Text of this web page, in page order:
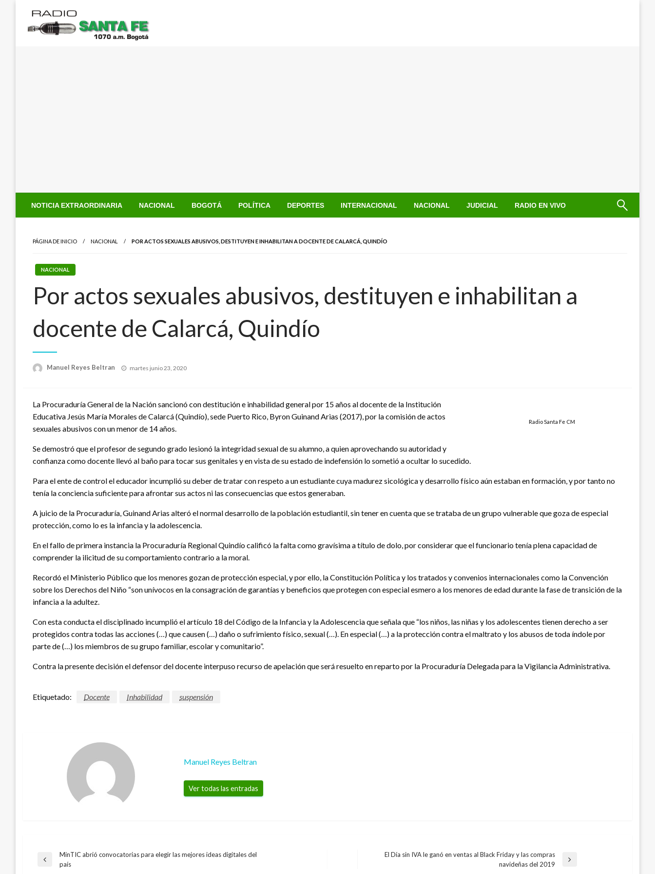
contenido
NOTICIA EXTRAORDINARIA NACIONAL BOGOTÁ POLÍTICA DEPORTES INTERNACIONAL NACIONAL JUDICIAL RADIO EN VIVO
PÁGINA DE INICIO NACIONAL POR ACTOS SEXUALES ABUSIVOS, DESTITUYEN E INHABILITAN A DOCENTE DE CALARCÁ, QUINDÍO
NACIONAL
Por actos sexuales abusivos, destituyen e inhabilitan a
docente de Calarcá, Quindío
Manuel Reyes Beltran
Publicado
martes junio 23, 2020
Radio Santa Fe CM
La Procuraduría General de la Nación sancionó con destitución e inhabilidad general por 15 años al docente de la Institución
Educativa Jesús María Morales de Calarcá (Quindío), sede Puerto Rico, Byron Guinand Arias (2017), por la comisión de actos
sexuales abusivos con un menor de 14 años.
Se demostró que el profesor de segundo grado lesionó la integridad sexual de su alumno, a quien aprovechando su autoridad y
confianza como docente llevó al baño para tocar sus genitales y en vista de su estado de indefensión lo sometió a ocultar lo sucedido.
Para el ente de control el educador incumplió su deber de tratar con respeto a un estudiante cuya madurez sicológica y desarrollo físico aún estaban en formación, y por tanto no
tenía la conciencia suficiente para afrontar sus actos ni las consecuencias que estos generaban.
A juicio de la Procuraduría, Guinand Arias alteró el normal desarrollo de la población estudiantil, sin tener en cuenta que se trataba de un grupo vulnerable que goza de especial
protección, como lo es la infancia y la adolescencia.
En el fallo de primera instancia la Procuraduría Regional Quindío calificó la falta como gravísima a título de dolo, por considerar que el funcionario tenía plena capacidad de
comprender la ilicitud de su comportamiento contrario a la moral.
Recordó el Ministerio Público que los menores gozan de protección especial, y por ello, la Constitución Política y los tratados y convenios internacionales como la Convención
sobre los Derechos del Niño “son unívocos en la consagración de garantías y beneficios que protegen con especial esmero a los menores de edad durante la fase de transición de la
infancia a la adultez.
Con esta conducta el disciplinado incumplió el artículo 18 del Código de la Infancia y la Adolescencia que señala que “los niños, las niñas y los adolescentes tienen derecho a ser
protegidos contra todas las acciones (…) que causen (…) daño o sufrimiento físico, sexual (…). En especial (…) a la protección contra el maltrato y los abusos de toda índole por
parte de (…) los miembros de su grupo familiar, escolar y comunitario”.
Contra la presente decisión el defensor del docente interpuso recurso de apelación que será resuelto en reparto por la Procuraduría Delegada para la Vigilancia Administrativa.
Etiquetado: Docente Inhabilidad suspensión
Manuel Reyes Beltran
Ver todas las entradas
Navegación
Entrada
MinTIC abrió convocatorias para elegir las mejores ideas digitales del
país
El Día sin IVA le ganó en ventas al Black Friday y las compras
navideñas del 2019